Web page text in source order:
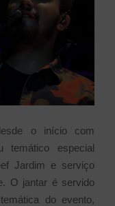
o início com
temático especial
Jardim e serviço
O jantar é servido
do evento,